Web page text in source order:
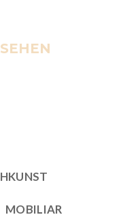
MOBILIAR